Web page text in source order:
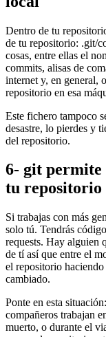
Dentro de tu
de tu repositorio: .git/
cosas, entre ellas el
commits, alisas de
internet y, en general,
repositorio en esa
Este fichero tampoco
desastre, lo pierdes y
del repositorio.
6- git permite
tu repositorio
Si trabajas con más
solo tú. Tendrás
requests. Hay alguien
de tí así que entre el
el repositorio
cambiado.
Ponte en esta
compañeros trabajan
muerto, o durante el